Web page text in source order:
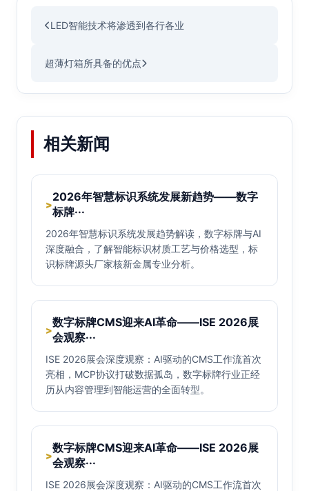
LED智能技术将渗透到各行各业
超薄灯箱所具备的优点
相关新闻
>
2026年智慧标识系统发展新趋势——数字
标牌···
2026年智慧标识系统发展趋势解读，数字标牌与AI
深度融合，了解智能标识材质工艺与价格选型，标
识标牌源头厂家核新金属专业分析。
>
数字标牌CMS迎来AI革命——ISE 2026展
会观察···
ISE 2026展会深度观察：AI驱动的CMS工作流首次
亮相，MCP协议打破数据孤岛，数字标牌行业正经
历从内容管理到智能运营的全面转型。
>
数字标牌CMS迎来AI革命——ISE 2026展
会观察···
ISE 2026展会深度观察：AI驱动的CMS工作流首次